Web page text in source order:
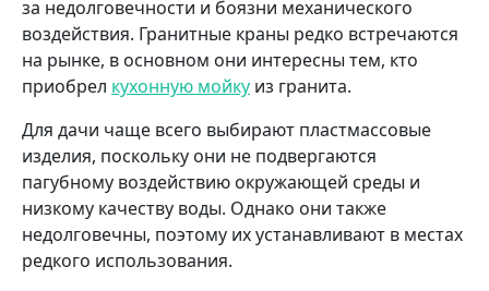
за недолговечности и боязни механического
воздействия. Гранитные краны редко встречаются
на рынке, в основном они интересны тем, кто
приобрел кухонную мойку из гранита.
Для дачи чаще всего выбирают пластмассовые
изделия, поскольку они не подвергаются
пагубному воздействию окружающей среды и
низкому качеству воды. Однако они также
недолговечны, поэтому их устанавливают в местах
редкого использования.